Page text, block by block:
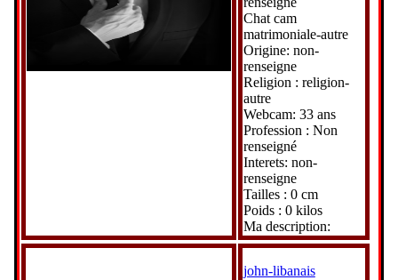
Chat cam
matrimoniale-autre
Origine: non-
renseigne
Religion : religion-
autre
Webcam: 33 ans
Profession : Non
renseigné
Interets: non-
renseigne
Tailles : 0 cm
Poids : 0 kilos
Ma description:
john-libanais